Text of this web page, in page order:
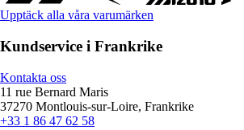
Upptäck alla våra varumärken
Kundservice i Frankrike
Kontakta oss
11 rue Bernard Maris
37270 Montlouis-sur-Loire, Frankrike
+33 1 86 47 62 58